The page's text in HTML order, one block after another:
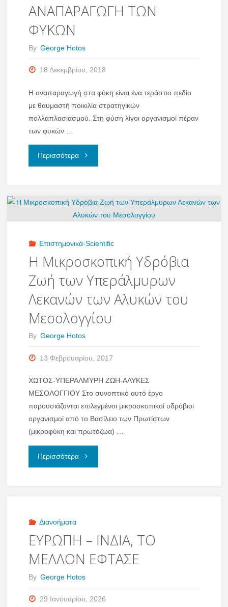
A
ciliate
thriving
in
hypersalinity"
ΑΝΑΠΑΡΑΓΩΓΗ ΤΩΝ
ΦΥΚΩΝ
By George Hotos
18 Δεκεμβρίου, 2018
Η αναπαραγωγή στα φύκη είναι ένα τεράστιο πεδίο
με θαυμαστή ποικιλία στρατηγικών
πολλαπλασιασμού. Στη φύση λίγοι οργανισμοί πέραν
των φυκών …
Περισσότερα"ΑΝΑΠΑΡΑΓΩΓΗ
ΦΥΚΩΝ"
Επιστημονικά-Scientific
Η Μικροσκοπική Υδρόβια
Ζωή των Υπεράλμυρων
Λεκανών των Αλυκών του
Μεσολογγίου
By George Hotos
13 Φεβρουαρίου, 2017
ΧΩΤΟΣ-ΥΠΕΡΑΛΜΥΡΗ ΖΩΗ-ΑΛΥΚΕΣ
ΜΕΣΟΛΟΓΓΙΟΥ ‎Στο συνοπτικό αυτό έργο
παρουσιάζονται επιλεγμένοι μικροσκοπικοί υδρόβιοι
οργανισμοί από το Βασίλειο των Πρωτίστων
(μικροφύκη και πρωτόζωα) …
Περισσότερα"Η
των
Υπεράλμυρων
Διανοήματα
ΕΥΡΩΠΗ – ΙΝΔΙΑ, ΤΟ
ΜΕΛΛΟΝ ΕΦΤΑΣΕ
By George Hotos
29 Ιανουαρίου, 2026